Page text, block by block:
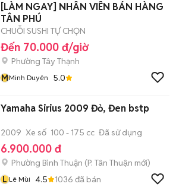
[LÀM NGAY] NHÂN VIÊN BÁN HÀNG
TÂN PHÚ
CHUỖI SUSHI TỰ CHỌN
Đến 70.000 đ/giờ
Phường Tây Thạnh
MMinh Duyên 5.0
Yamaha Sirius 2009 Đỏ, Đen bstp
2009 Xe số 100 - 175 cc Đã sử dụng
6.900.000 đ
Phường Bình Thuận (P. Tân Thuận mới)
L Lê Mùi 4.5 1036 đã bán